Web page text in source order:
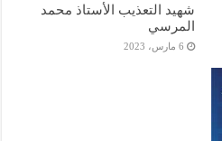
شهيد التعذيب الأستاذ محمد
المرسي
6 مارس، 2023